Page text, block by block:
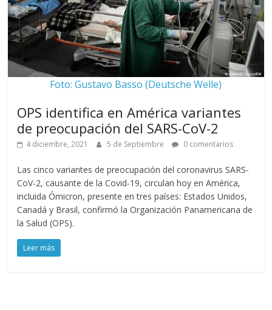
Foto: Gustavo Basso (Deutsche Welle)
OPS identifica en América variantes
de preocupación del SARS-CoV-2
4 diciembre, 2021 5 de Septiembre 0 comentarios
Las cinco variantes de preocupación del coronavirus SARS-
CoV-2, causante de la Covid-19, circulan hoy en América,
incluida Ómicron, presente en tres países: Estados Unidos,
Canadá y Brasil, confirmó la Organización Panamericana de
la Salud (OPS).
Leer más